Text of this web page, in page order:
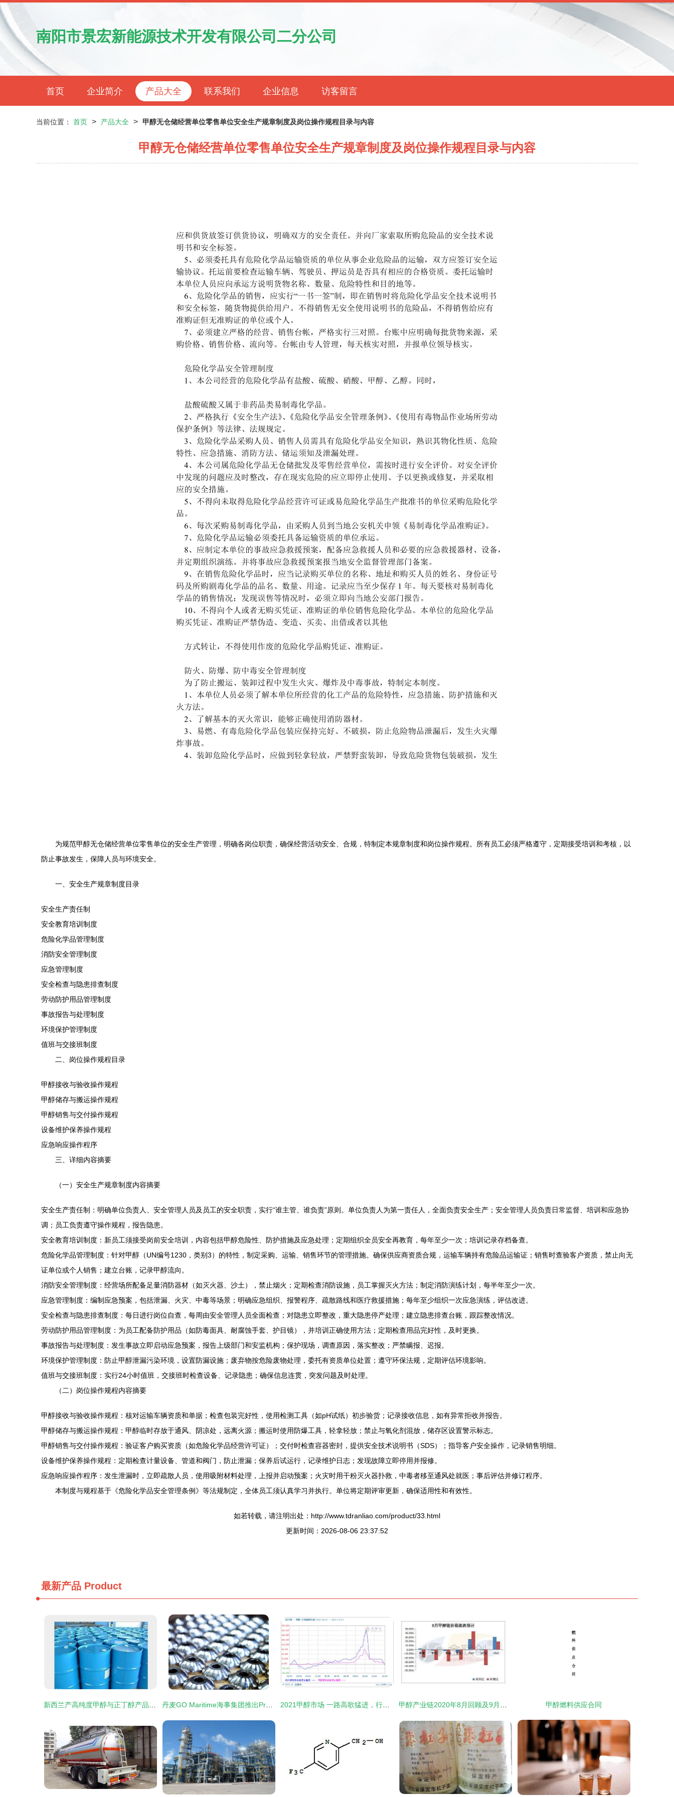
南阳市景宏新能源技术开发有限公司二分公司
首页 企业简介 产品大全 联系我们 企业信息 访客留言
当前位置： 首页 > 产品大全 > 甲醇无仓储经营单位零售单位安全生产规章制度及岗位操作规程目录与内容
甲醇无仓储经营单位零售单位安全生产规章制度及岗位操作规程目录与内容
为规范甲醇无仓储经营单位零售单位的安全生产管理，明确各岗位职责，确保经营活动安全、合规，特制定本规章制度和岗位操作规程。所有员工必须严格遵守，定期接受培训和考核，以
防止事故发生，保障人员与环境安全。
一、安全生产规章制度目录
安全生产责任制
安全教育培训制度
危险化学品管理制度
消防安全管理制度
应急管理制度
安全检查与隐患排查制度
劳动防护用品管理制度
事故报告与处理制度
环境保护管理制度
值班与交接班制度
二、岗位操作规程目录
甲醇接收与验收操作规程
甲醇储存与搬运操作规程
甲醇销售与交付操作规程
设备维护保养操作规程
应急响应操作程序
三、详细内容摘要
（一）安全生产规章制度内容摘要
安全生产责任制：明确单位负责人、安全管理人员及员工的安全职责，实行“谁主管、谁负责”原则。单位负责人为第一责任人，全面负责安全生产；安全管理人员负责日常监督、培训和应急协
调；员工负责遵守操作规程，报告隐患。
安全教育培训制度：新员工须接受岗前安全培训，内容包括甲醇危险性、防护措施及应急处理；定期组织全员安全再教育，每年至少一次；培训记录存档备查。
危险化学品管理制度：针对甲醇（UN编号1230，类别3）的特性，制定采购、运输、销售环节的管理措施。确保供应商资质合规，运输车辆持有危险品运输证；销售时查验客户资质，禁止向无
证单位或个人销售；建立台账，记录甲醇流向。
消防安全管理制度：经营场所配备足量消防器材（如灭火器、沙土），禁止烟火；定期检查消防设施，员工掌握灭火方法；制定消防演练计划，每半年至少一次。
应急管理制度：编制应急预案，包括泄漏、火灾、中毒等场景；明确应急组织、报警程序、疏散路线和医疗救援措施；每年至少组织一次应急演练，评估改进。
安全检查与隐患排查制度：每日进行岗位自查，每周由安全管理人员全面检查；对隐患立即整改，重大隐患停产处理；建立隐患排查台账，跟踪整改情况。
劳动防护用品管理制度：为员工配备防护用品（如防毒面具、耐腐蚀手套、护目镜），并培训正确使用方法；定期检查用品完好性，及时更换。
事故报告与处理制度：发生事故立即启动应急预案，报告上级部门和安监机构；保护现场，调查原因，落实整改；严禁瞒报、迟报。
环境保护管理制度：防止甲醇泄漏污染环境，设置防漏设施；废弃物按危险废物处理，委托有资质单位处置；遵守环保法规，定期评估环境影响。
值班与交接班制度：实行24小时值班，交接班时检查设备、记录隐患；确保信息连贯，突发问题及时处理。
（二）岗位操作规程内容摘要
甲醇接收与验收操作规程：核对运输车辆资质和单据；检查包装完好性，使用检测工具（如pH试纸）初步验货；记录接收信息，如有异常拒收并报告。
甲醇储存与搬运操作规程：甲醇临时存放于通风、阴凉处，远离火源；搬运时使用防爆工具，轻拿轻放；禁止与氧化剂混放，储存区设置警示标志。
甲醇销售与交付操作规程：验证客户购买资质（如危险化学品经营许可证）；交付时检查容器密封，提供安全技术说明书（SDS）；指导客户安全操作，记录销售明细。
设备维护保养操作规程：定期检查计量设备、管道和阀门，防止泄漏；保养后试运行，记录维护日志；发现故障立即停用并报修。
应急响应操作程序：发生泄漏时，立即疏散人员，使用吸附材料处理，上报并启动预案；火灾时用干粉灭火器扑救，中毒者移至通风处就医；事后评估并修订程序。
本制度与规程基于《危险化学品安全管理条例》等法规制定，全体员工须认真学习并执行。单位将定期评审更新，确保适用性和有效性。
如若转载，请注明出处：http://www.tdranliao.com/product/33.html
更新时间：2026-08-06 23:37:52
最新产品 Product
甲醇燃料供应合同